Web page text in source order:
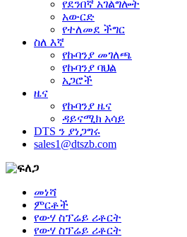
የደንበኛ አገልግሎት
አውርድ
የተለመደ ችግር
ስለ እኛ
የኩባንያ መገለጫ
የኩባንያ ባህል
አጋሮች
ዜና
የኩባንያ ዜና
ዳይናሚክ አሳይ
DTS ን ያነጋግሩ
sales1@dtszb.com
መነሻ
ምርቶች
የውሃ ስፕሬይ ሪቶርት
የውሃ ስፕሬይ ሪቶርት